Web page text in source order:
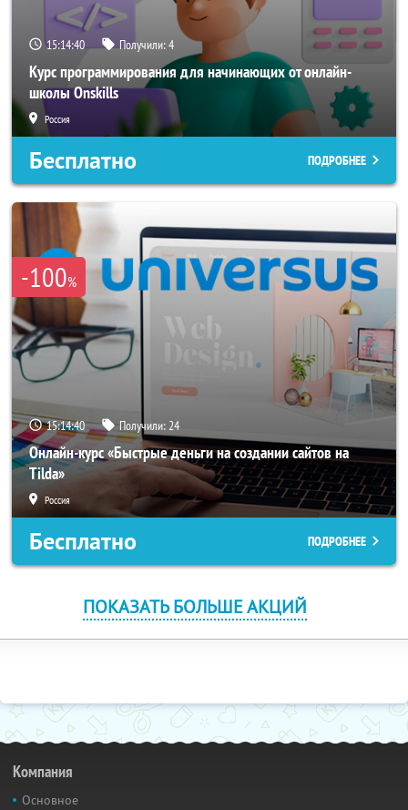
15:14:39 Получили:4
Курс программирования для начинающих от онлайн-
школы Onskills
Россия
Бесплатно ПОДРОБНЕЕ
-100%
15:14:39 Получили:24
Онлайн-курс «Быстрые деньги на создании сайтов на
Tilda»
Россия
Бесплатно ПОДРОБНЕЕ
ПОКАЗАТЬ БОЛЬШЕ АКЦИЙ
Компания
Основное